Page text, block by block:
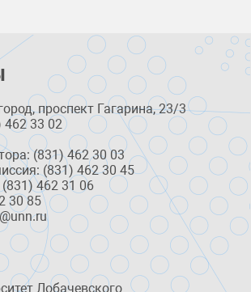
проспект Гагарина, 23/3
462 33 02
(831) 462 30 03
(831) 462 30 45
462 31 06
30 85
Лобачевского